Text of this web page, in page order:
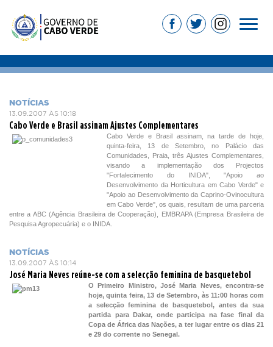
NOTÍCIAS
13.09.2007 ÀS 10:18
Cabo Verde e Brasil assinam Ajustes Complementares
Cabo Verde e Brasil assinam, na tarde de hoje,
quinta-feira, 13 de Setembro, no Palácio das
Comunidades, Praia, três Ajustes Complementares,
visando a implementação dos Projectos
"Fortalecimento do INIDA", "Apoio ao
Desenvolvimento da Horticultura em Cabo Verde" e
"Apoio ao Desenvolvimento da Caprino-Ovinocultura
em Cabo Verde", os quais, resultam de uma parceria
entre a ABC (Agência Brasileira de Cooperação), EMBRAPA (Empresa Brasileira de
Pesquisa Agropecuária) e o INIDA.
NOTÍCIAS
13.09.2007 ÀS 10:14
José Maria Neves reúne-se com a selecção feminina de basquetebol
O Primeiro Ministro, José Maria Neves, encontra-se
hoje, quinta feira, 13 de Setembro, às 11:00 horas com
a selecção feminina de basquetebol, antes da sua
partida para Dakar, onde participa na fase final da
Copa de África das Nações, a ter lugar entre os dias 21
e 29 do corrente no Senegal.